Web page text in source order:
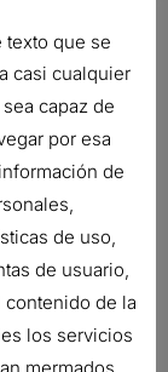
FILTER,
FILTER,
FILTER,
texto que se
casi cualquier
capaz de
por esa
de
de uso,
de usuario,
contenido de la
los servicios
mermados